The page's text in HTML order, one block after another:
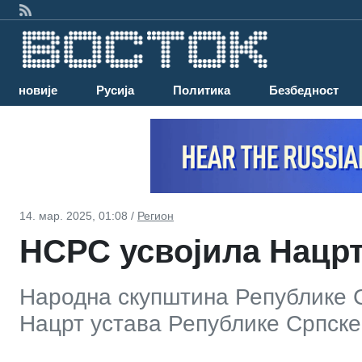
Најновије Русија Политика Безбедност
14. мар. 2025, 01:08 / Регион
НСРС усвојила
Народна скупштина Републике
Нацрт устава Републике Српске